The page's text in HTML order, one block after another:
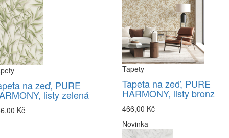
na zeď, PURE
listy zelená
Kč
Tapety
Tapeta na zeď, PURE
HARMONY, listy bronz
466,00 Kč
Novinka